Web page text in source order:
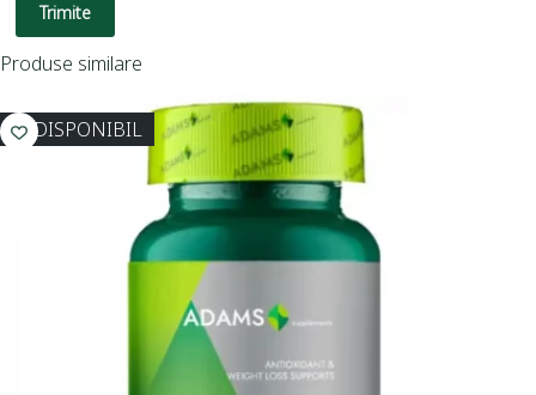
Trimite
Produse similare
INDISPONIBIL